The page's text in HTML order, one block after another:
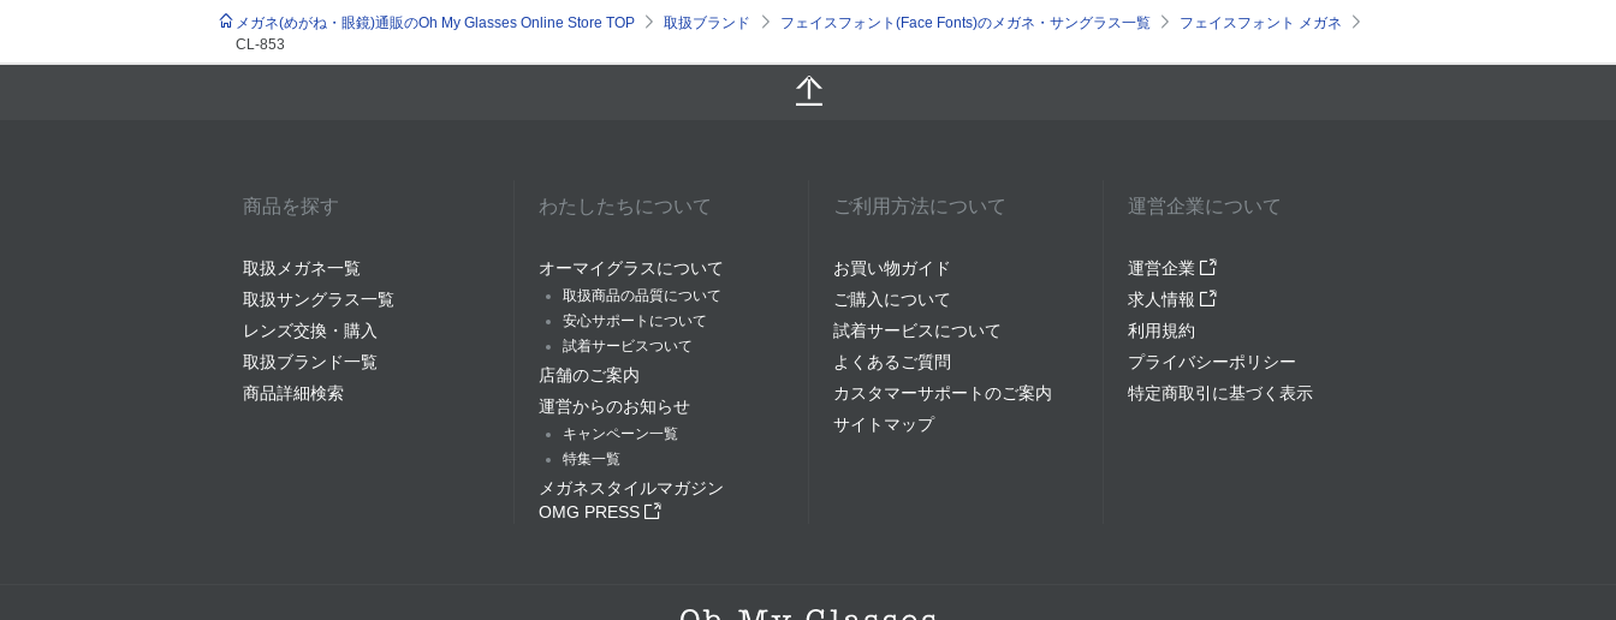
メガネ(めがね・眼鏡)通販のOh My Glasses Online Store TOP 取扱ブランド フェイスフォント(Face Fonts)のメガネ・サングラス一覧
フェイスフォント メガネ
CL-853
商品を探す
取扱メガネ一覧
取扱サングラス一覧
レンズ交換・購入
取扱ブランド一覧
商品詳細検索
わたしたちについて
オーマイグラスについて
取扱商品の品質について
安心サポートについて
試着サービスついて
店舗のご案内
運営からのお知らせ
キャンペーン一覧
特集一覧
メガネスタイルマガジン
OMG PRESS
ご利用方法について
お買い物ガイド
ご購入について
試着サービスについて
よくあるご質問
カスタマーサポートのご案内
サイトマップ
運営企業について
運営企業
求人情報
利用規約
プライバシーポリシー
特定商取引に基づく表示